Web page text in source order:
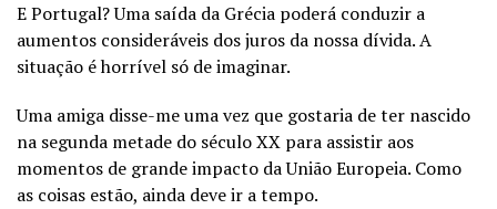
E Portugal? Uma saída da Grécia poderá conduzir a
aumentos consideráveis dos juros da nossa dívida. A
situação é horrível só de imaginar.
Uma amiga disse-me uma vez que gostaria de ter nascido
na segunda metade do século XX para assistir aos
momentos de grande impacto da União Europeia. Como
as coisas estão, ainda deve ir a tempo.